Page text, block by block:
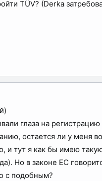
TÜV? (Derka
глаза на
остается ли у меня
и тут я как бы имею
Но в законе ЕС
с подобным?